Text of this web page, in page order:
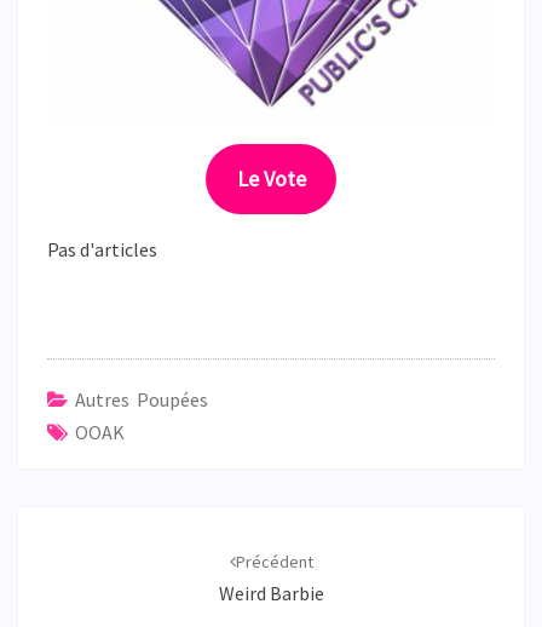
Le Vote
Pas d'articles
Autres Poupées
OOAK
Précédent
Weird Barbie